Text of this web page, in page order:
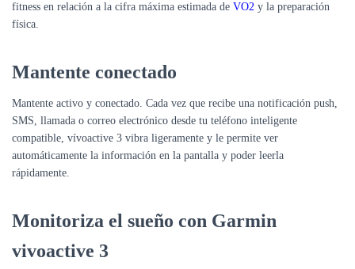
fitness en relación a la cifra máxima estimada de VO2 y la preparación
física.
Mantente conectado
Mantente activo y conectado. Cada vez que recibe una notificación push,
SMS, llamada o correo electrónico desde tu teléfono inteligente
compatible, vívoactive 3 vibra ligeramente y le permite ver
automáticamente la información en la pantalla y poder leerla
rápidamente.
Monitoriza el sueño con Garmin
vivoactive 3